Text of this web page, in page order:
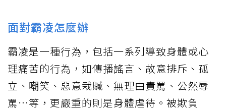
面對霸凌怎麼辦
霸凌是一種行為，包括一系列導致身體或心
理痛苦的行為，如傳播謠言、故意排斥、孤
立、嘲笑、惡意栽贓、無理由責罵、公然辱
罵…等，更嚴重的則是身體虐待。被欺負